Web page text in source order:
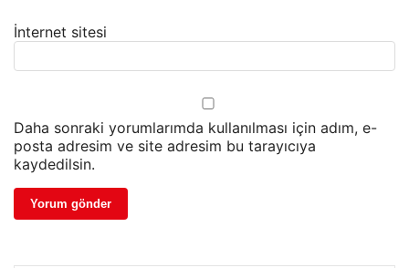
İnternet sitesi
Daha sonraki yorumlarımda kullanılması için adım, e-
posta adresim ve site adresim bu tarayıcıya
kaydedilsin.